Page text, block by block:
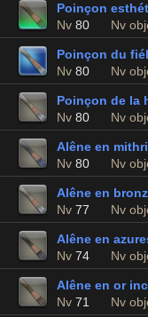
Poinçon
Nv 80 Nv
Poinçon du
Nv 80 Nv
Poinçon de la
Nv 80 Nv
Alêne en
Nv 80 Nv
Alêne en
Nv 77 Nv
Alêne en
Nv 74 Nv
Alêne en or
Nv 71 Nv